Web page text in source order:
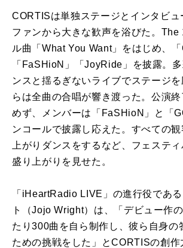
CORTISは単独ステージとインタビュ
ファンから大きな歓声を浴びた。The
ル曲「What You Want」をはじめ、「
「FaSHioN」「JoyRide」を披露。
ンスと揺るぎないライブでステージ
らは全曲の合唱が響き渡った。公演
めず、メンバーは「FaSHioN」と「
ンコールで披露し応えた。すべての
上がりダンスをするなど、フェステ
盛り上がりを見せた。
「iHeartRadio LIVE」の進行役であ
ト（Jojo Wright）は、「デビュー作
たり300曲を自ら制作し、彼ら自身の
ための挑戦をした」とCORTISの創作